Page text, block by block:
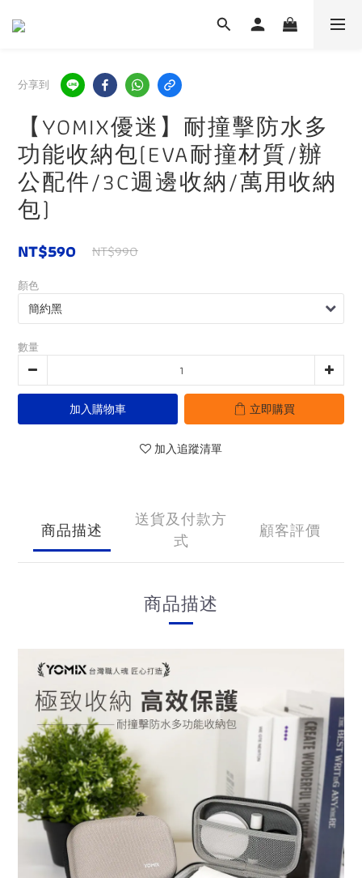
分享到
【YOMIX優迷】耐撞擊防水多
功能收納包(EVA耐撞材質/辦
公配件/3C週邊收納/萬用收納
包)
NT$590 NT$990
顏色
數量
加入購物車 立即購買
加入追蹤清單
商品描述
送貨及付款方
式
顧客評價
商品描述